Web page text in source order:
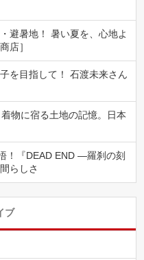
避暑地！ 暑い夏を、心地よ
店］
を目指して！ 石渡未来さん
物に宿る土地の記憶。日本
！『DEAD END ―羅刹の刻
らしさ
ブ